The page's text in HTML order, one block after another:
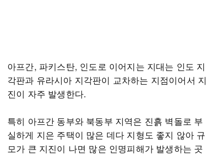
아프간, 파키스탄, 인도로 이어지는 지대는 인도 지
각판과 유라시아 지각판이 교차하는 지점이어서 지
진이 자주 발생한다.
특히 아프간 동부와 북동부 지역은 진흙 벽돌로 부
실하게 지은 주택이 많은 데다 지형도 좋지 않아 규
모가 큰 지진이 나면 많은 인명피해가 발생하는 곳